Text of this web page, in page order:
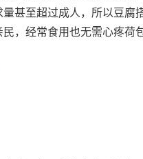
甚至超过成人，所以豆
，经常食用也无需心疼荷